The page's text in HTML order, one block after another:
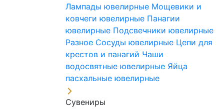
Лампады ювелирные Мощевики и
ковчеги ювелирные Панагии
ювелирные Подсвечники ювелирные
Разное Сосуды ювелирные Цепи для
крестов и панагий Чаши
водосвятные ювелирные Яйца
пасхальные ювелирные
Сувениры